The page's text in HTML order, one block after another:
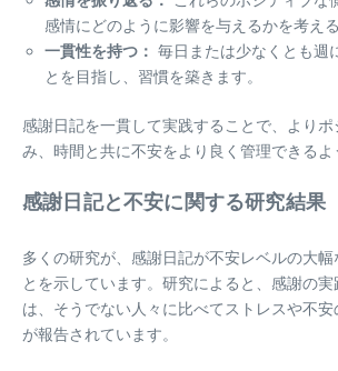
感情にどのように影響を与えるかを考え
一貫性を持つ： 毎日または少なくとも週
とを目指し、習慣を築きます。
感謝日記を一貫して実践することで、より
み、時間と共に不安をより良く管理できるよ
感謝日記と不安に関する研究結果
多くの研究が、感謝日記が不安レベルの大幅
とを示しています。研究によると、感謝の実
は、そうでない人々に比べてストレスや不安
が報告されています。